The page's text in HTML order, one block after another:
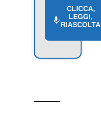
CLICCA,
LEGGI,
RIASCOLTA